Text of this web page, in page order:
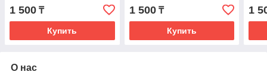
1 500 ₸
Купить
1 500₸
Купить
1
О нас